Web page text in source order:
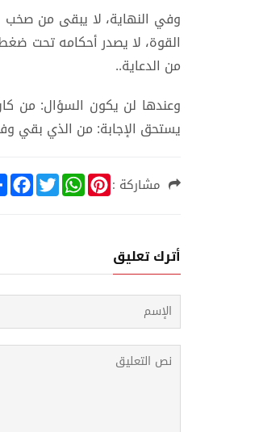
وفي النهاية، لا يبقى من صخب
القوة، لا يصدر أحكامه تحت
من الدعاية..
وعندها لن يكون السؤال: من
يستحق الإجابة: من الذي بقي
مشاركة : S
h
F
a
k
T
w
W
h
p
P
i
s
أترك تعليق